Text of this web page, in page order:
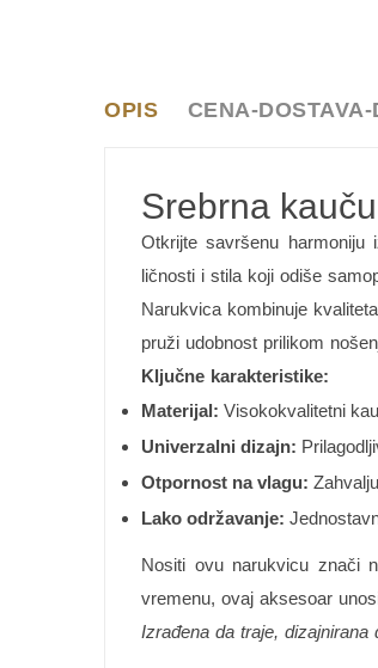
OPIS CENA-
Srebrna
Otkrijte savršenu
ličnosti i stila koji odiše
Narukvica kombinuje
pruži udobnost prilikom
Ključne karakteristike:
Materijal: Visokokvalitetni
Univerzalni dizajn:
Otpornost na vlagu:
Lako održavanje:
Nositi ovu narukvicu znači
vremenu, ovaj aksesoar
Izrađena da traje,